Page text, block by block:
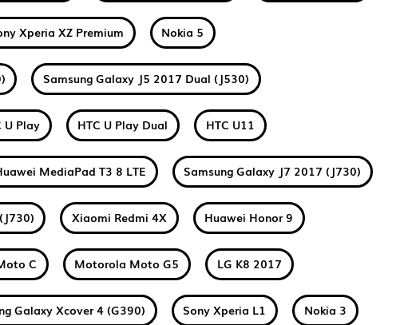
Xperia XZ Premium Nokia 5
Samsung Galaxy J5 2017 Dual (J530)
U Play HTC U Play Dual HTC U11
MediaPad T3 8 LTE Samsung Galaxy J7 2017 (J730)
Xiaomi Redmi 4X Huawei Honor 9
C Motorola Moto G5 LG K8 2017
Galaxy Xcover 4 (G390) Sony Xperia L1 Nokia 3